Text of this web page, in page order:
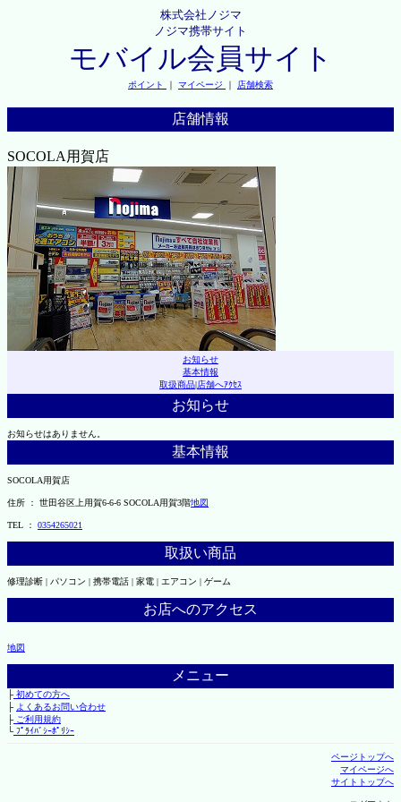
株式会社ノジマ
ノジマ携帯サイト
モバイル会員サイト
ポイント ｜ マイページ ｜ 店舗検索
店舗情報
SOCOLA用賀店
お知らせ
基本情報
取扱商品|店舗へｱｸｾｽ
お知らせ
お知らせはありません。
基本情報
SOCOLA用賀店
住所 ： 世田谷区上用賀6-6-6 SOCOLA用賀3階地図
TEL ： 0354265021
取扱い商品
修理診断 | パソコン | 携帯電話 | 家電 | エアコン | ゲーム
お店へのアクセス
地図
メニュー
├初めての方へ
├ よくあるお問い合わせ
├ご利用規約
└ﾌﾟﾗｲﾊﾞｼｰﾎﾟﾘｼｰ
ページトップへ
マイページへ
サイトトップへ